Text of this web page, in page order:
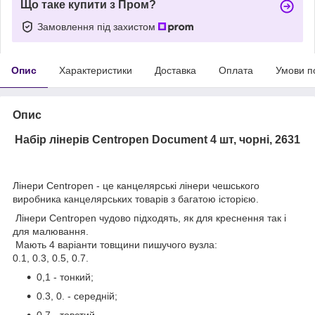
Що таке купити з Пром?
Замовлення під захистом
Опис Характеристики Доставка Оплата Умови
Опис
Набір лінерів Centropen Document 4 шт, чорні, 2631
Лінери Centropen - це канцелярські лінери чешського
виробника канцелярських товарів з багатою історією.
Лінери Centropen чудово підходять, як для креснення так і
для малювання.
Мають 4 варіанти товщини пишучого вузла:
0.1, 0.3, 0.5, 0.7.
0,1 - тонкий;
0.3, 0. - середній;